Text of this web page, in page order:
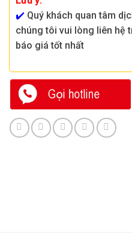
✔️ Quý khách quan tâm
chúng tôi vui lòng liên hệ
báo giá tốt nhất